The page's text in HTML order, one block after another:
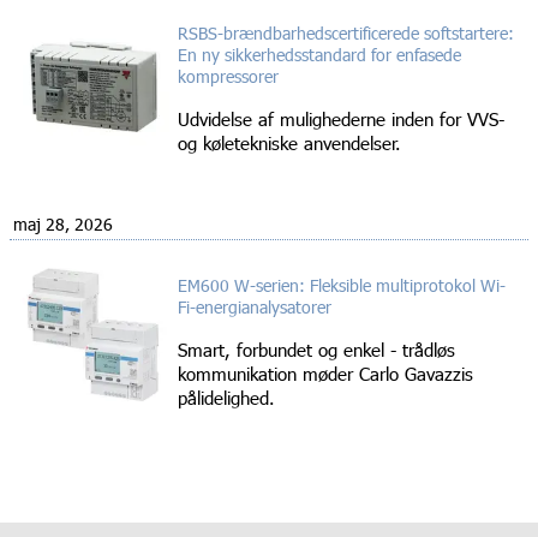
RSBS-brændbarhedscertificerede softstartere:
En ny sikkerhedsstandard for enfasede
kompressorer
Udvidelse af mulighederne inden for VVS-
og køletekniske anvendelser.
maj 28, 2026
EM600 W-serien: Fleksible multiprotokol Wi-
Fi-energianalysatorer
Smart, forbundet og enkel - trådløs
kommunikation møder Carlo Gavazzis
pålidelighed.